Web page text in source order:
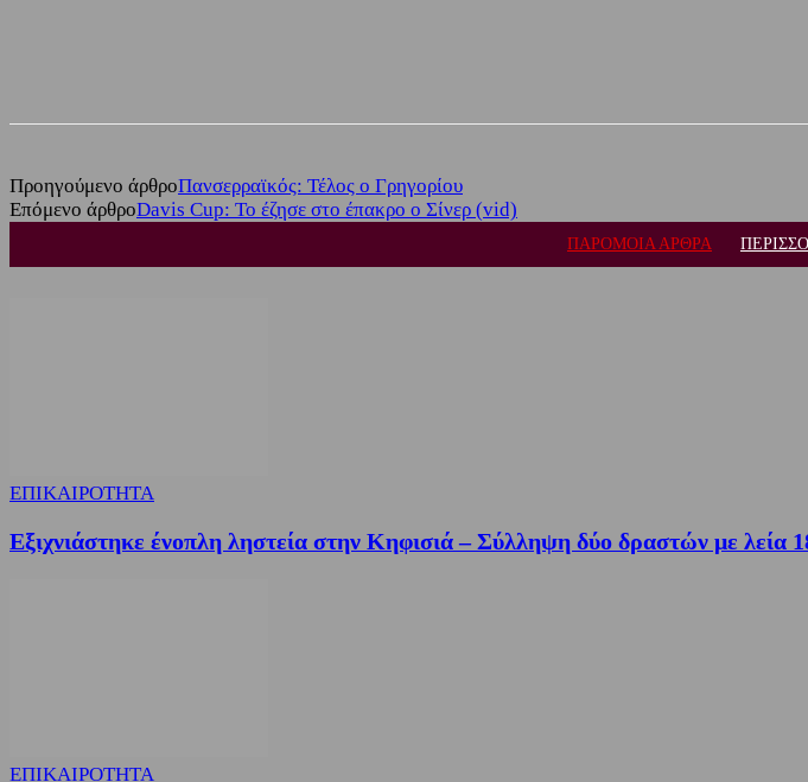
Προηγούμενο άρθροΠανσερραϊκός: Τέλος ο Γρηγορίου
Επόμενο άρθροDavis Cup: Το έζησε στο έπακρο ο Σίνερ (vid)
ΠΑΡΟΜΟΙΑ ΑΡΘΡΑ
ΕΠΙΚΑΙΡΟΤΗΤΑ
Εξιχνιάστηκε ένοπλη ληστεία στην Κηφισιά – Σύλληψη δύο δραστών με λεία
ΕΠΙΚΑΙΡΟΤΗΤΑ